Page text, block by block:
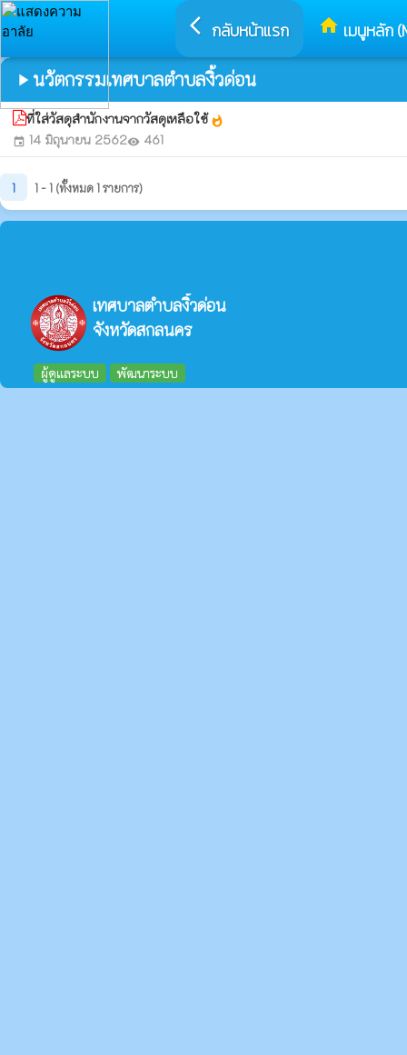
arrow_back_ios กลับหน้าแรก home เมนูหลัก
play_arrow นวัตกรรมเทศบาลตำบลงิ้วด่อน
ที่ใส่วัสดุสำนักงานจากวัสดุเหลือใช้whatshot
event 14 มิถุนายน 2562visibility 461
1 1 - 1 (ทั้งหมด 1 รายการ)
เทศบาลตำบลงิ้วด่อน
จังหวัดสกลนคร
ผู้ดูแลระบบ พัฒนาระบบ